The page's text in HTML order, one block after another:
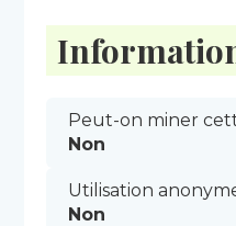
Peut-on miner
Non
Utilisation
Non